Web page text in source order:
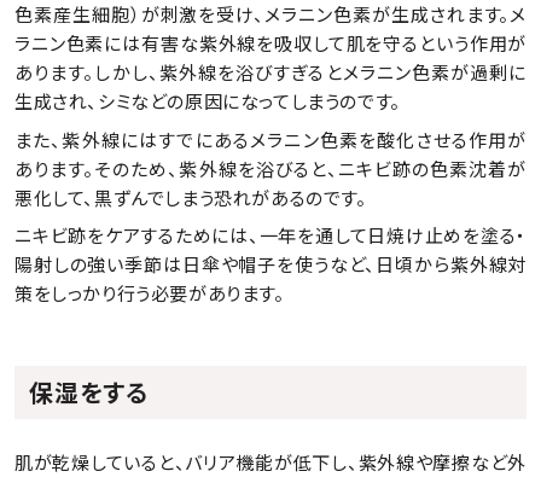
色素産生細胞）が刺激を受け、メラニン色素が生成されます。メ
ラニン色素には有害な紫外線を吸収して肌を守るという作用が
あります。しかし、紫外線を浴びすぎるとメラニン色素が過剰に
生成され、シミなどの原因になってしまうのです。
また、紫外線にはすでにあるメラニン色素を酸化させる作用が
あります。そのため、紫外線を浴びると、ニキビ跡の色素沈着が
悪化して、黒ずんでしまう恐れがあるのです。
ニキビ跡をケアするためには、一年を通して日焼け止めを塗る・
陽射しの強い季節は日傘や帽子を使うなど、日頃から紫外線対
策をしっかり行う必要があります。
保湿をする
肌が乾燥していると、バリア機能が低下し、紫外線や摩擦など外